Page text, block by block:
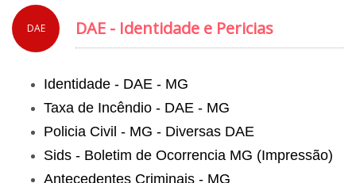
DAE DAE - Identidade e Pericias
Identidade - DAE - MG
Taxa de Incêndio - DAE - MG
Policia Civil - MG - Diversas DAE
Sids - Boletim de Ocorrencia MG (Impressão)
Antecedentes Criminais - MG